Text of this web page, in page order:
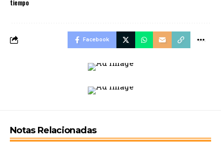
tiempo
Facebook
Notas Relacionadas